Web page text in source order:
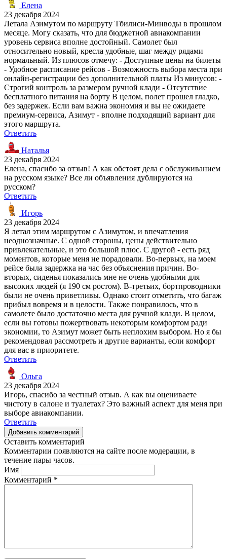
Елена
23 декабря 2024
Летала Азимутом по маршруту Тбилиси-Минводы в прошлом
месяце. Могу сказать, что для бюджетной авиакомпании
уровень сервиса вполне достойный. Самолет был
относительно новый, кресла удобные, шаг между рядами
нормальный. Из плюсов отмечу: - Доступные цены на билеты
- Удобное расписание рейсов - Возможность выбора места при
онлайн-регистрации без дополнительной платы Из минусов: -
Строгий контроль за размером ручной клади - Отсутствие
бесплатного питания на борту В целом, полет прошел гладко,
без задержек. Если вам важна экономия и вы не ожидаете
премиум-сервиса, Азимут - вполне подходящий вариант для
этого маршрута.
Ответить
Наталья
23 декабря 2024
Елена, спасибо за отзыв! А как обстоят дела с обслуживанием
на русском языке? Все ли объявления дублируются на
русском?
Ответить
Игорь
23 декабря 2024
Я летал этим маршрутом с Азимутом, и впечатления
неоднозначные. С одной стороны, цены действительно
привлекательные, и это большой плюс. С другой - есть ряд
моментов, которые меня не порадовали. Во-первых, на моем
рейсе была задержка на час без объяснения причин. Во-
вторых, сиденья показались мне не очень удобными для
высоких людей (я 190 см ростом). В-третьих, бортпроводники
были не очень приветливы. Однако стоит отметить, что багаж
прибыл вовремя и в целости. Также понравилось, что в
самолете было достаточно места для ручной клади. В целом,
если вы готовы пожертвовать некоторым комфортом ради
экономии, то Азимут может быть неплохим выбором. Но я бы
рекомендовал рассмотреть и другие варианты, если комфорт
для вас в приоритете.
Ответить
Ольга
23 декабря 2024
Игорь, спасибо за честный отзыв. А как вы оцениваете
чистоту в салоне и туалетах? Это важный аспект для меня при
выборе авиакомпании.
Ответить
Добавить комментарий
Оставить комментарий
Комментарии появляются на сайте после модерации, в
течение пары часов.
Имя
Комментарий *